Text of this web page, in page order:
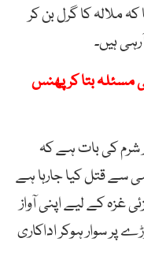
ملالہ کا گرل بن کر
ہیں۔
مسئلہ بتا کر پھنس
شرم کی بات ہے کہ
سے قتل کیا جارہا ہے
غزہ کے لیے اپنی آواز
پر سوار ہوکر اداکاری